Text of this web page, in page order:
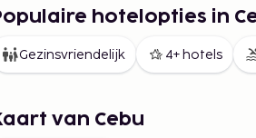
hotelopties in
Gezinsvriendelijk 4+ hotels
van Cebu